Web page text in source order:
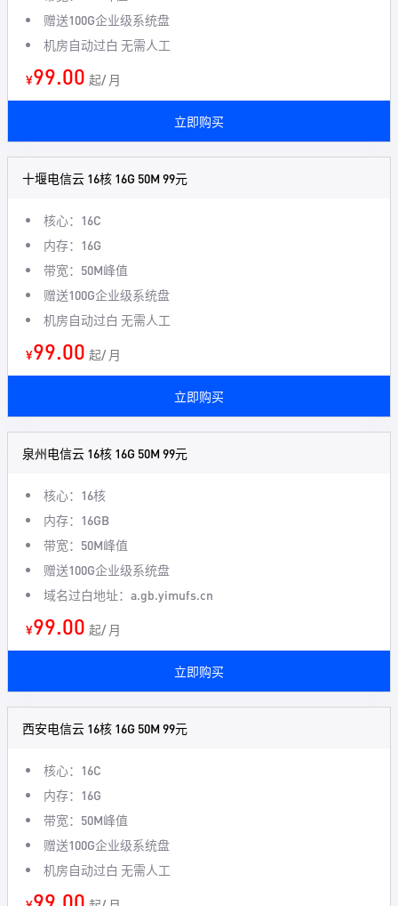
赠送100G企业级系统盘
机房自动过白 无需人工
¥99.00 起/ 月
立即购买
十堰电信云 16核 16G 50M 99元
核心：16C
内存：16G
带宽：50M峰值
赠送100G企业级系统盘
机房自动过白 无需人工
¥99.00 起/ 月
立即购买
泉州电信云 16核 16G 50M 99元
核心：16核
内存：16GB
带宽：50M峰值
赠送100G企业级系统盘
域名过白地址：a.gb.yimufs.cn
¥99.00 起/ 月
立即购买
西安电信云 16核 16G 50M 99元
核心：16C
内存：16G
带宽：50M峰值
赠送100G企业级系统盘
机房自动过白 无需人工